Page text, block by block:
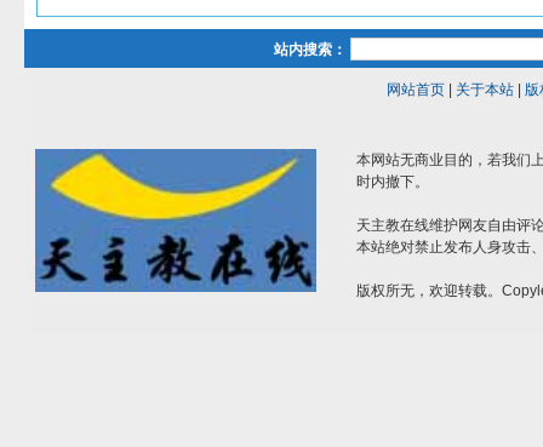
站内搜索：
网站首页| 关于本站| 版
本网站无商业目的，若我们
时内撤下。
天主教在线维护网友自由评
本站绝对禁止发布人身攻击
版权所无，欢迎转载。